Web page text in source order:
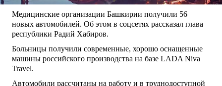
Медицинские организации Башкирии получили 56
новых автомобилей. Об этом в соцсетях рассказал глава
республики Радий Хабиров.
Больницы получили современные, хорошо оснащенные
машины российского производства на базе LADA Niva
Travel.
Автомобили рассчитаны на работу и в труднодоступной